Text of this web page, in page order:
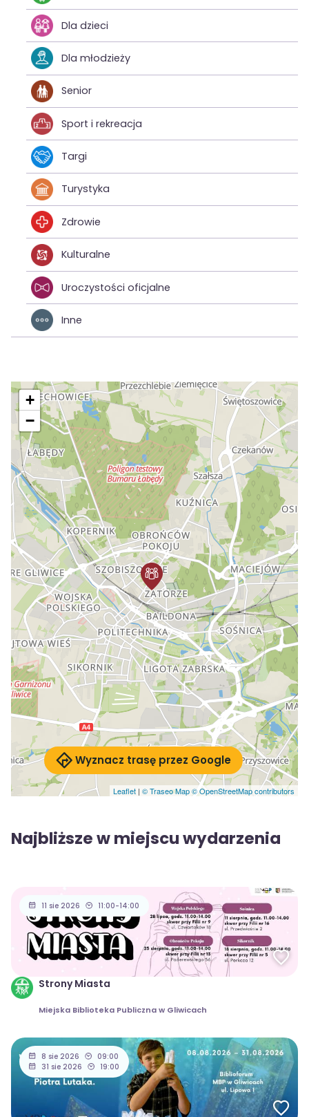
Dla dzieci
Dla młodzieży
Senior
Sport i rekreacja
Targi
Turystyka
Zdrowie
Kulturalne
Uroczystości oficjalne
Inne
+
−
Leaflet | © Traseo Map© OpenStreetMap contributors
Wyznacz trasę przez Google
Najbliższe w miejscu wydarzenia
11 sie 2026 11:00-14:00
Strony Miasta
Miejska Biblioteka Publiczna w Gliwicach
8 sie 2026
09:00
31 sie 2026
19:00